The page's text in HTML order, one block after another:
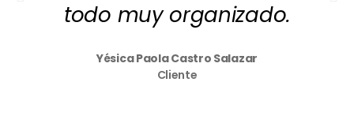
todo muy organizado.
Yésica Paola Castro Salazar
Cliente